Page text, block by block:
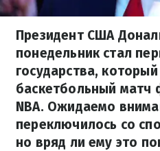
Президент США
понедельник стал
государства,
баскетбольный матч
NBA. Ожидаемо
переключилось со
но вряд ли ему это